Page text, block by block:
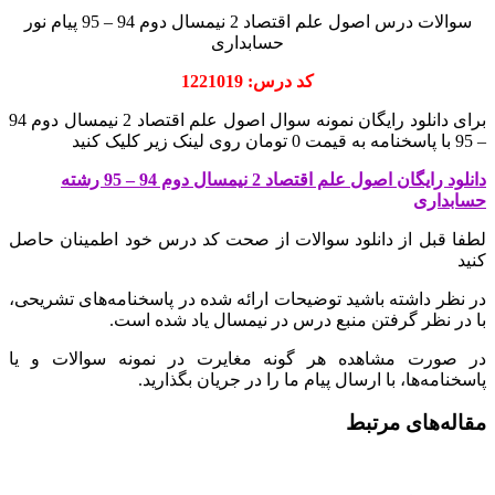
سوالات درس اصول علم اقتصاد 2 نیمسال دوم 94 – 95 پیام نور
حسابداری
کد درس: 1221019
برای دانلود رایگان نمونه سوال اصول علم اقتصاد 2 نیمسال دوم 94
– 95 با پاسخنامه به قیمت 0 تومان روی لینک زیر کلیک کنید
دانلود رایگان اصول علم اقتصاد 2 نیمسال دوم 94 – 95 رشته
حسابداری
لطفا قبل از دانلود سوالات از صحت کد درس خود اطمینان حاصل
کنید
در نظر داشته باشید توضیحات ارائه شده در پاسخنامه‌های تشریحی،
با در نظر گرفتن منبع درس در نیمسال یاد شده است.
در صورت مشاهده هر گونه مغایرت در نمونه سوالات و یا
پاسخنامه‌ها، با ارسال پیام ما را در جریان بگذارید.
مقاله‌های مرتبط